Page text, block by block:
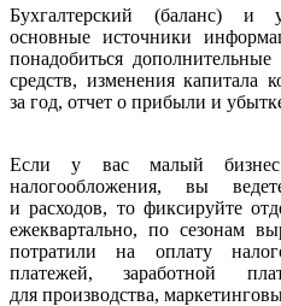
Бухгалтерский (баланс) и
основные источники
понадобиться
средств, изменения капитала
за год, отчет о прибыли и
Если у вас малый
налогообложения, вы
и расходов, то фиксируйте
ежеквартально, по сезонам
потратили на оплату
платежей, заработной
для производства,